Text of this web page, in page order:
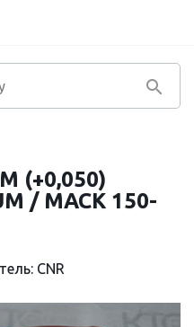
(+0,050)
/ MACK 150-
CNR